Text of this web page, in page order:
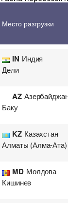
Место разгрузки
CH Швейцария
IN Индия
Дели
AZ
Баку
KZ Казахстан
Алматы (Алма-Ата)
MD Молдова
Кишинев